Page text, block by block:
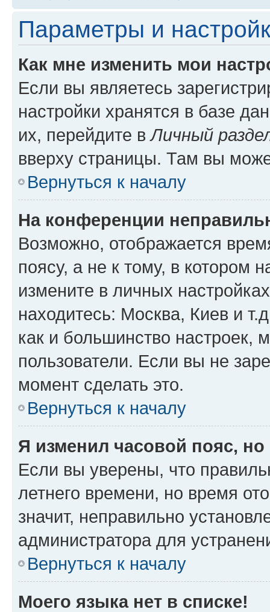
Параметры и
Как мне изменить мои
Если вы являетесь
настройки хранятся в базе
их, перейдите вЛичный
вверху страницы. Там вы
Вернуться к началу
На конференции
Возможно, отображается
поясу, а не к тому, в котором
измените в личных
находитесь: Москва, Киев и
как и большинство настроек,
пользователи. Если вы не
момент сделать это.
Вернуться к началу
Я изменил часовой пояс,
Если вы уверены, что
летнего времени, но время
значит, неправильно
администратора для
Вернуться к началу
Моего языка нет в списке!